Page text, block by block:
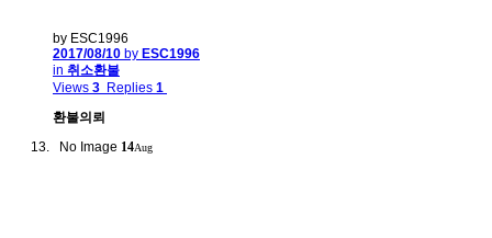
by ESC1996
2017/08/10 by ESC1996
in 취소환불
Views 3 Replies 1
환불의뢰
No Image 14Aug